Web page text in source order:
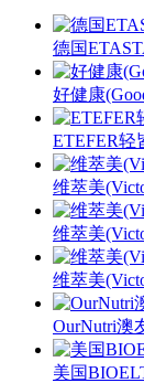
德国
好健康
ETEFER
维萃美
维萃美
维萃美
OurNutri澳
美国